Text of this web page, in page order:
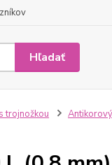
Hľadať
trojnožkou